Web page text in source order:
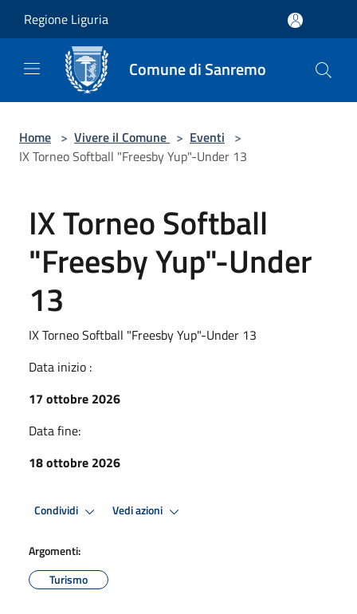
Regione Liguria
Comune di Sanremo
Home > Vivere il Comune > Eventi >
IX Torneo Softball "Freesby Yup"-Under 13
IX Torneo Softball
"Freesby Yup"-Under
13
IX Torneo Softball "Freesby Yup"-Under 13
Data inizio :
17 ottobre 2026
Data fine:
18 ottobre 2026
Condividi Vedi azioni
Argomenti:
Turismo